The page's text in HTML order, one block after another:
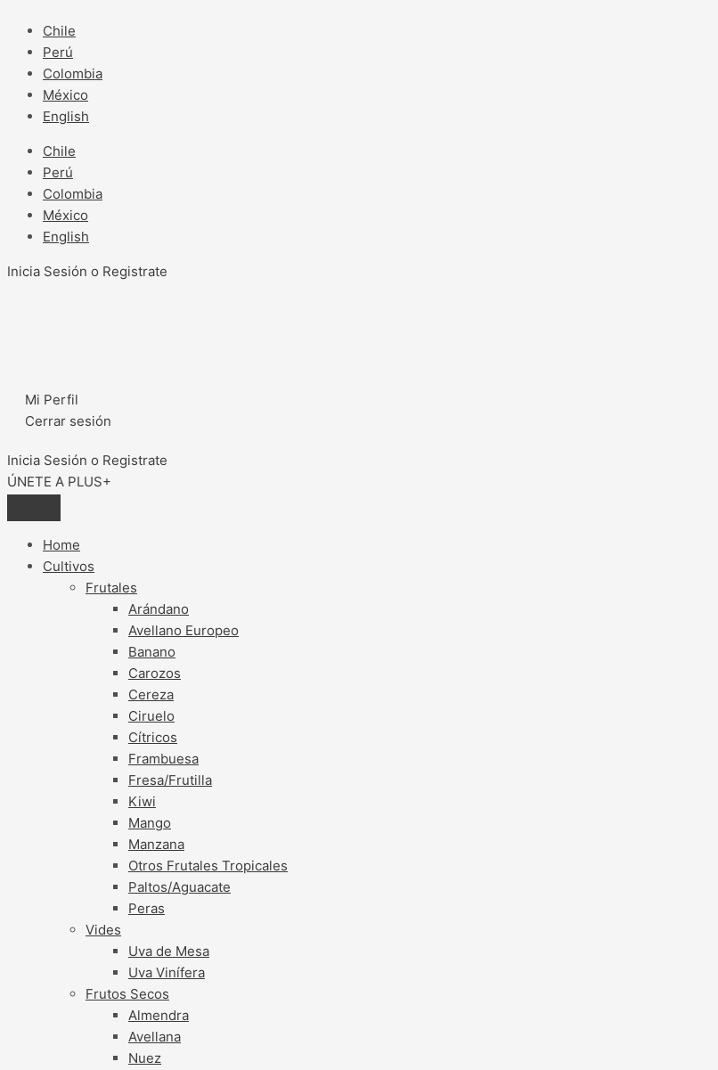
contenido
Chile
Perú
Colombia
México
English
Chile
Perú
Colombia
México
English
Inicia Sesión o Registrate
Mi Perfil
Cerrar sesión
Inicia Sesión o Registrate
ÚNETE A PLUS+
Home
Cultivos
Frutales
Arándano
Avellano Europeo
Banano
Carozos
Cereza
Ciruelo
Cítricos
Frambuesa
Fresa/Frutilla
Kiwi
Mango
Manzana
Otros Frutales Tropicales
Paltos/Aguacate
Peras
Vides
Uva de Mesa
Uva Vinífera
Frutos Secos
Almendra
Avellana
Nuez